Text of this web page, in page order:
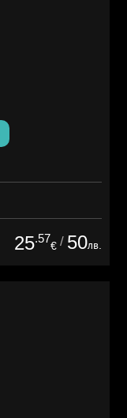
25.57
€ / 50лв.